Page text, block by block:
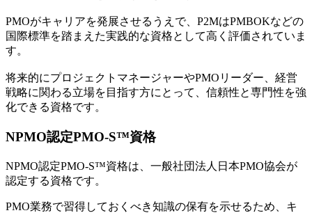
PMOがキャリアを発展させるうえで、P2MはPMBOKなどの
国際標準を踏まえた実践的な資格として高く評価されていま
す。
将来的にプロジェクトマネージャーやPMOリーダー、経営
戦略に関わる立場を目指す方にとって、信頼性と専門性を強
化できる資格です。
NPMO認定PMO-S™資格
NPMO認定PMO-S™資格は、 一般社団法人日本PMO協会が
認定する資格です。
PMO業務で習得しておくべき知識の保有を示せるため、キ